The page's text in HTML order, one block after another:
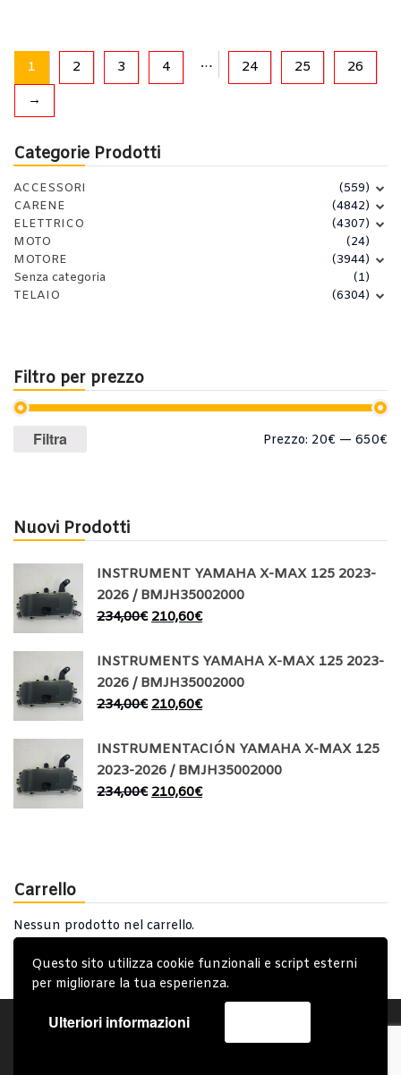
Questo sito utilizza cookie funzionali e script esterni
per migliorare la tua esperienza.
Ulteriori informazioni
Categorie Prodotti
ACCESSORI
(559)
CARENE
(4842)
ELETTRICO
(4307)
MOTO
(24)
MOTORE
(3944)
Senza categoria
(1)
TELAIO
(6304)
Filtro per prezzo
Prezzo
Prezzo
Filtra Prezzo: 20€ — 650€
Nuovi Prodotti
INSTRUMENT YAMAHA X-MAX 125 2023-
2026 / BMJH35002000
234,00€ 210,60€
INSTRUMENTS YAMAHA X-MAX 125 2023-
2026 / BMJH35002000
234,00€ 210,60€
INSTRUMENTACIÓN YAMAHA X-MAX 125
2023-2026 / BMJH35002000
234,00€ 210,60€
Carrello
Nessun prodotto nel carrello.
1 2 3 4 … 24 25
26
→
Account Condizioni Generali
Spedizione e Consegna